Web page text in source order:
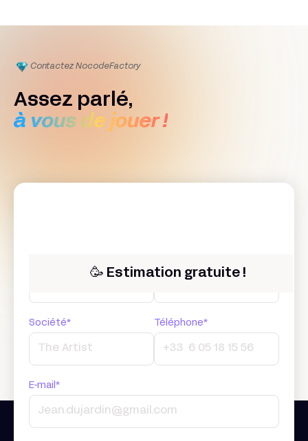
Contactez NocodeFactory
Assez parlé,
à vous de jouer !
🥳 Estimation gratuite !
Société* Téléphone*
E-mail*